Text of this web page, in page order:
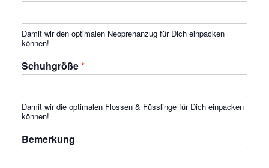
Damit wir den optimalen Neoprenanzug für Dich einpacken
können!
Schuhgröße*
Damit wir die optimalen Flossen & Füsslinge für Dich einpacken
können!
Bemerkung